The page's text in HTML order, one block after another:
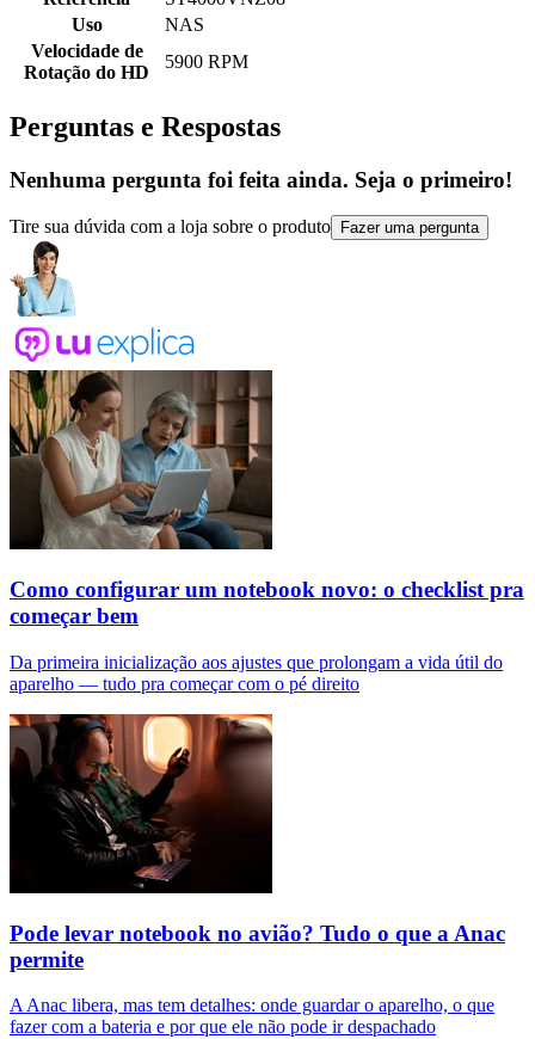
Uso
NAS
Velocidade de
Rotação do HD
5900 RPM
Perguntas e Respostas
Nenhuma pergunta foi feita ainda. Seja o primeiro!
Tire sua dúvida com a loja sobre o produto Fazer uma pergunta
Como configurar um notebook novo: o checklist pra
começar bem
Da primeira inicialização aos ajustes que prolongam a vida útil do
aparelho — tudo pra começar com o pé direito
Pode levar notebook no avião? Tudo o que a Anac
permite
A Anac libera, mas tem detalhes: onde guardar o aparelho, o que
fazer com a bateria e por que ele não pode ir despachado